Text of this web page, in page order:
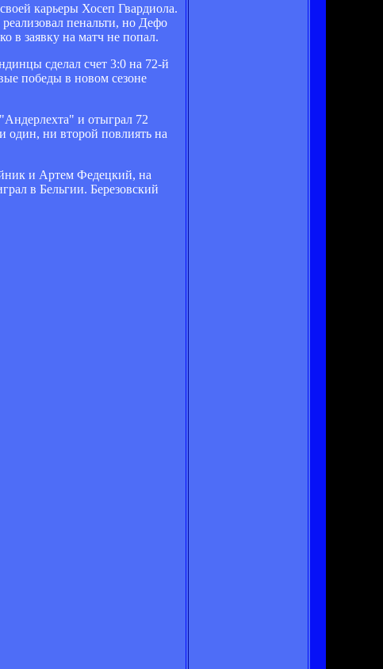
карьеры Хосеп Гвардиола.
пенальти, но Дефо
в заявку на матч не попал.
сделал счет 3:0 на 72-й
победы в новом сезоне
и отыграл 72
ни второй повлиять на
и Артем Федецкий, на
в Бельгии. Березовский